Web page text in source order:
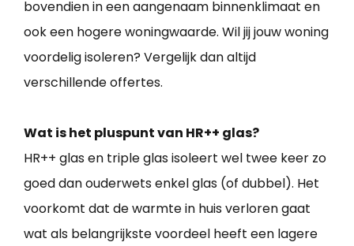
bovendien in een aangenaam binnenklimaat en
ook een hogere woningwaarde. Wil jij jouw woning
voordelig isoleren? Vergelijk dan altijd
verschillende offertes.
Wat is het pluspunt van HR++ glas?
HR++ glas en triple glas isoleert wel twee keer zo
goed dan ouderwets enkel glas (of dubbel). Het
voorkomt dat de warmte in huis verloren gaat
wat als belangrijkste voordeel heeft een lagere